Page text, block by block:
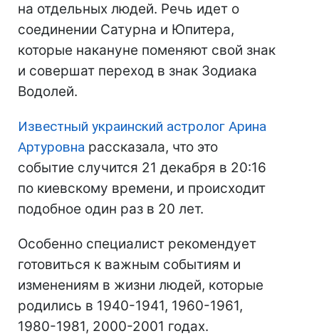
на отдельных людей. Речь идет о
соединении Сатурна и Юпитера,
которые накануне поменяют свой знак
и совершат переход в знак Зодиака
Водолей.
Известный украинский астролог Арина
Артуровна рассказала, что это
событие случится 21 декабря в 20:16
по киевскому времени, и происходит
подобное один раз в 20 лет.
Особенно специалист рекомендует
готовиться к важным событиям и
изменениям в жизни людей, которые
родились в 1940-1941, 1960-1961,
1980-1981, 2000-2001 годах.